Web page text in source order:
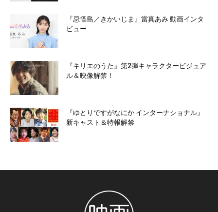
『忌怪島／きかいじま』當真あみ 動画インタ
ビュー
『キリエのうた』第2弾キャラクタービジュア
ル＆映像解禁！
『ゆとりですがなにか インターナショナル』
新キャスト＆特報解禁